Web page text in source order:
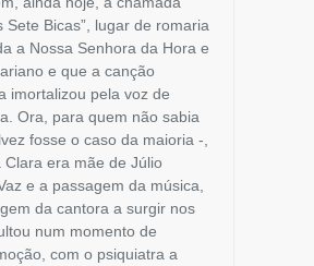
Sete Bicas”, lugar de romaria
a Nossa Senhora da Hora e
e que a canção
imortalizou pela voz de
Ora, para quem não sabia
fosse o caso da maioria -,
Clara era mãe de Júlio
e a passagem da música,
da cantora a surgir nos
num momento de
com o psiquiatra a